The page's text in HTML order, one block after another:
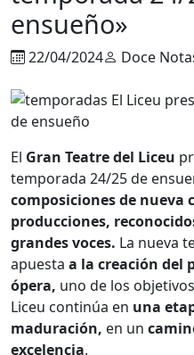
ensueño»
22/04/2024 Doce
El Gran Teatre del Liceu
temporada 24/25 de
composiciones de nueva
producciones,
grandes voces. La nueva
apuesta a la creación del
ópera, uno de los
Liceu continúa en una
maduración, en un
excelencia.